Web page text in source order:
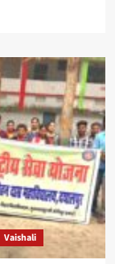
Vaishali